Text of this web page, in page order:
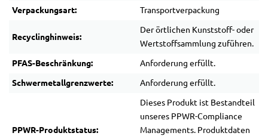
Verpackungsart: Transportverpackung
Recyclinghinweis:
Der örtlichen Kunststoff- oder
Wertstoffsammlung zuführen.
PFAS-Beschränkung: Anforderung erfüllt.
Schwermetallgrenzwerte: Anforderung erfüllt.
PPWR-Produktstatus:
Dieses Produkt ist Bestandteil
unseres PPWR-Compliance
Managements. Produktdaten